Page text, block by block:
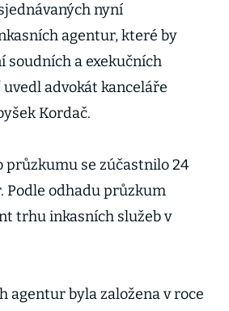
nyní
agentur, které by
soudních a exekučních
advokát kanceláře
Kordač.
průzkumu se zúčastnilo 24
Podle odhadu průzkum
trhu inkasních služeb v
agentur byla založena v roce